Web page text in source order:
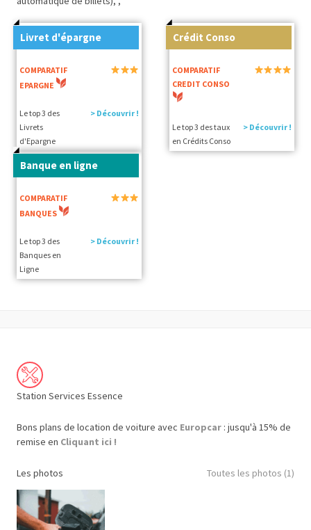
Livret d'épargne
COMPARATIF
EPARGNE
Le top 3 des
Livrets
d'Epargne
> Découvrir !
Crédit Conso
COMPARATIF
CREDIT CONSO
Le top 3 des taux
en Crédits Conso
> Découvrir !
Banque en ligne
COMPARATIF
BANQUES
Le top 3 des
Banques en
Ligne
> Découvrir !
Station Services Essence
Bons plans de location de voiture avec Europcar : jusqu'à 15% de
remise en Cliquant ici !
Les photos Toutes les photos (1)